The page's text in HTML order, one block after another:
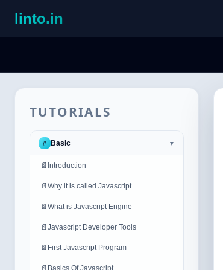
linto.in
TUTORIALS
# Basic ▼
📄 Introduction
📄 Why it is called Javascript
📄 What is Javascript Engine
📄 Javascript Developer Tools
📄 First Javascript Program
📄 Basics Of Javascript